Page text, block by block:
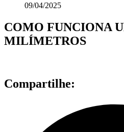
09/04/2025
COMO FUNCIONA
MILÍMETROS
Compartilhe: